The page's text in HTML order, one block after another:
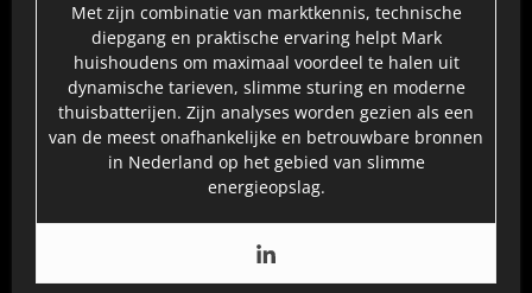
Met zijn combinatie van marktkennis, technische
diepgang en praktische ervaring helpt Mark
huishoudens om maximaal voordeel te halen uit
dynamische tarieven, slimme sturing en moderne
thuisbatterijen. Zijn analyses worden gezien als een
van de meest onafhankelijke en betrouwbare bronnen
in Nederland op het gebied van slimme
energieopslag.